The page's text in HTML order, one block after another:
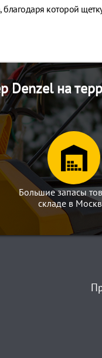
которой
Denzel на
Большие запасы
складе в